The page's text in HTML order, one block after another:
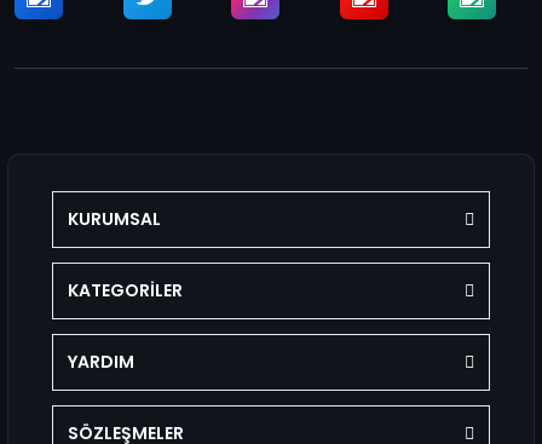
KURUMSAL
KATEGORİLER
YARDIM
SÖZLEŞMELER